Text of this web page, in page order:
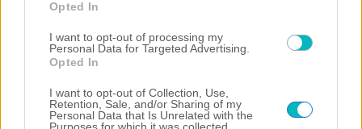
Opted In
I want to opt-out of processing my
Personal Data for Targeted Advertising.
Opted In
I want to opt-out of Collection, Use,
Retention, Sale, and/or Sharing of my
Personal Data that Is Unrelated with the
ΠΟΔΟΣΦΑΙΡΟ